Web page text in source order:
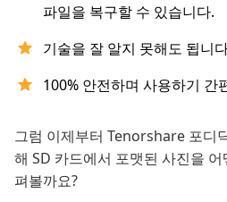
파일을 복구할 수 있습니다.
기술을 잘 알지 못해도 됩니
100% 안전하며 사용하기 간
그럼 이제부터 Tenorshare 포디
해 SD 카드에서 포맷된 사진을
펴볼까요?